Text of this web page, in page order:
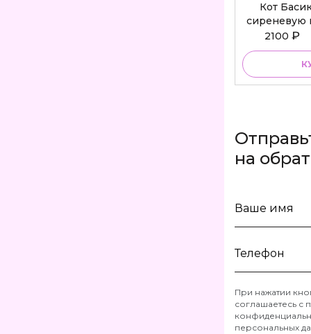
Кот
сиреневую
2100₽
на
Ваше
Телефон
*
При нажатии
соглашаетесь с
персональных